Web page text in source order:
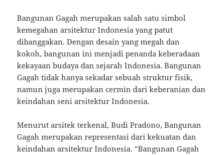
Bangunan Gagah merupakan salah satu simbol
kemegahan arsitektur Indonesia yang patut
dibanggakan. Dengan desain yang megah dan
kokoh, bangunan ini menjadi penanda keberadaan
kekayaan budaya dan sejarah Indonesia. Bangunan
Gagah tidak hanya sekadar sebuah struktur fisik,
namun juga merupakan cermin dari keberanian dan
keindahan seni arsitektur Indonesia.
Menurut arsitek terkenal, Budi Pradono, Bangunan
Gagah merupakan representasi dari kekuatan dan
keindahan arsitektur Indonesia. “Bangunan Gagah